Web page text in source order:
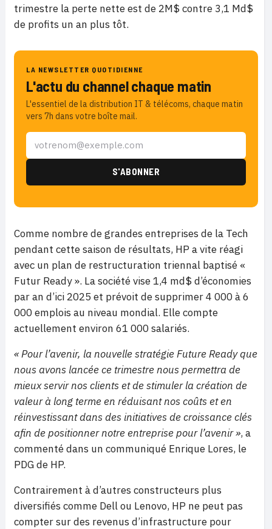
trimestre la perte nette est de 2M$ contre 3,1 Md$
de profits un an plus tôt.
LA NEWSLETTER QUOTIDIENNE
L'actu du channel chaque matin
L'essentiel de la distribution IT & télécoms, chaque matin
vers 7h dans votre boîte mail.
Comme nombre de grandes entreprises de la Tech
pendant cette saison de résultats, HP a vite réagi
avec un plan de restructuration triennal baptisé «
Futur Ready ». La société vise 1,4 md$ d’économies
par an d’ici 2025 et prévoit de supprimer 4 000 à 6
000 emplois au niveau mondial. Elle compte
actuellement environ 61 000 salariés.
« Pour l’avenir, la nouvelle stratégie Future Ready que
nous avons lancée ce trimestre nous permettra de
mieux servir nos clients et de stimuler la création de
valeur à long terme en réduisant nos coûts et en
réinvestissant dans des initiatives de croissance clés
afin de positionner notre entreprise pour l’avenir », a
commenté dans un communiqué Enrique Lores, le
PDG de HP.
Contrairement à d’autres constructeurs plus
diversifiés comme Dell ou Lenovo, HP ne peut pas
compter sur des revenus d’infrastructure pour